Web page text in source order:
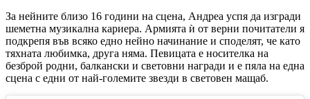
За нейните близо 16 години на сцена, Андреа успя да изгради
шеметна музикална кариера. Армията ѝ от верни почитатели я
подкрепя във всяко едно нейно начинание и споделят, че като
тяхната любимка, друга няма. Певицата е носителка на
безброй родни, балкански и световни награди и е пяла на една
сцена с едни от най-големите звезди в световен мащаб.